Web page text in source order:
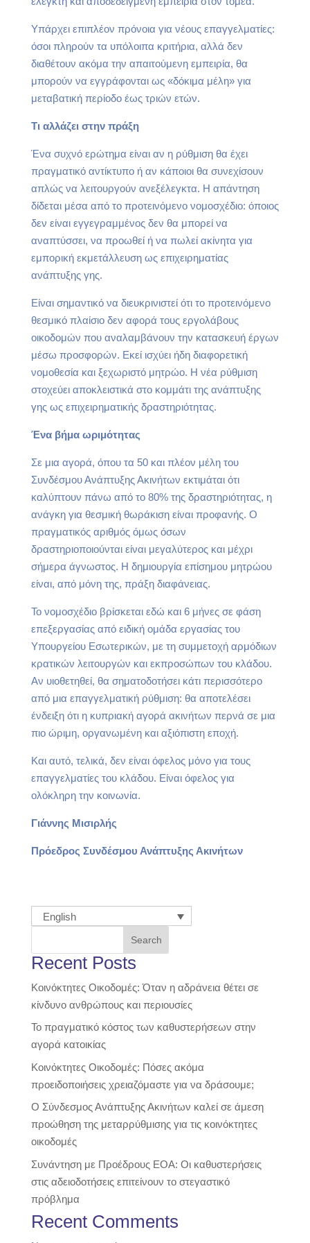
Υπάρχει επιπλέον πρόνοια για νέους επαγγελματίες:
όσοι πληρούν τα υπόλοιπα κριτήρια, αλλά δεν
διαθέτουν ακόμα την απαιτούμενη εμπειρία, θα
μπορούν να εγγράφονται ως «δόκιμα μέλη» για
μεταβατική περίοδο έως τριών ετών.
Τι αλλάζει στην πράξη
Ένα συχνό ερώτημα είναι αν η ρύθμιση θα έχει
πραγματικό αντίκτυπο ή αν κάποιοι θα συνεχίσουν
απλώς να λειτουργούν ανεξέλεγκτα. Η απάντηση
δίδεται μέσα από το προτεινόμενο νομοσχέδιο: όποιος
δεν είναι εγγεγραμμένος δεν θα μπορεί να
αναπτύσσει, να προωθεί ή να πωλεί ακίνητα για
εμπορική εκμετάλλευση ως επιχειρηματίας
ανάπτυξης γης.
Είναι σημαντικό να διευκρινιστεί ότι το προτεινόμενο
θεσμικό πλαίσιο δεν αφορά τους εργολάβους
οικοδομών που αναλαμβάνουν την κατασκευή έργων
μέσω προσφορών. Εκεί ισχύει ήδη διαφορετική
νομοθεσία και ξεχωριστό μητρώο. Η νέα ρύθμιση
στοχεύει αποκλειστικά στο κομμάτι της ανάπτυξης
γης ως επιχειρηματικής δραστηριότητας.
Ένα βήμα ωριμότητας
Σε μια αγορά, όπου τα 50 και πλέον μέλη του
Συνδέσμου Ανάπτυξης Ακινήτων εκτιμάται ότι
καλύπτουν πάνω από το 80% της δραστηριότητας, η
ανάγκη για θεσμική θωράκιση είναι προφανής. Ο
πραγματικός αριθμός όμως όσων
δραστηριοποιούνται είναι μεγαλύτερος και μέχρι
σήμερα άγνωστος. Η δημιουργία επίσημου μητρώου
είναι, από μόνη της, πράξη διαφάνειας.
Το νομοσχέδιο βρίσκεται εδώ και 6 μήνες σε φάση
επεξεργασίας από ειδική ομάδα εργασίας του
Υπουργείου Εσωτερικών, με τη συμμετοχή αρμόδιων
κρατικών λειτουργών και εκπροσώπων του κλάδου.
Αν υιοθετηθεί, θα σηματοδοτήσει κάτι περισσότερο
από μια επαγγελματική ρύθμιση: θα αποτελέσει
ένδειξη ότι η κυπριακή αγορά ακινήτων περνά σε μια
πιο ώριμη, οργανωμένη και αξιόπιστη εποχή.
Και αυτό, τελικά, δεν είναι όφελος μόνο για τους
επαγγελματίες του κλάδου. Είναι όφελος για
ολόκληρη την κοινωνία.
Γιάννης Μισιρλής
Πρόεδρος Συνδέσμου Ανάπτυξης Ακινήτων
English
Search
Recent Posts
Κοινόκτητες Οικοδομές: Όταν η αδράνεια θέτει σε
κίνδυνο ανθρώπους και περιουσίες
Το πραγματικό κόστος των καθυστερήσεων στην
αγορά κατοικίας
Κοινόκτητες Οικοδομές: Πόσες ακόμα
προειδοποιήσεις χρειαζόμαστε για να δράσουμε;
Ο Σύνδεσμος Ανάπτυξης Ακινήτων καλεί σε άμεση
προώθηση της μεταρρύθμισης για τις κοινόκτητες
οικοδομές
Συνάντηση με Προέδρους ΕΟΑ: Οι καθυστερήσεις
στις αδειοδοτήσεις επιτείνουν το στεγαστικό
πρόβλημα
Recent Comments